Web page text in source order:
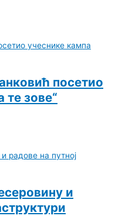
посетио
те зове“
и